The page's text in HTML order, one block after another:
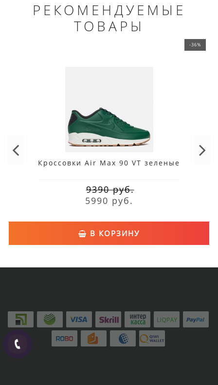
РЕКОМЕНДУЕМЫЕ
ТОВАРЫ
-36%
Кроссовки Air Max 90 VT зеленые
9390 руб.
5990 руб.
В КОРЗИНУ